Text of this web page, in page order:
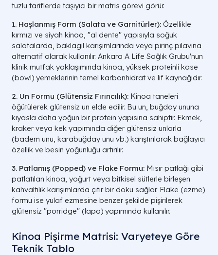
tuzlu tariflerde taşıyıcı bir matris görevi görür.
1. Haşlanmış Form (Salata ve Garnitürler): Özellikle
kırmızı ve siyah kinoa, "al dente" yapısıyla soğuk
salatalarda, baklagil karışımlarında veya pirinç pilavına
alternatif olarak kullanılır. Ankara A Life Sağlık Grubu'nun
klinik mutfak yaklaşımında kinoa, yüksek proteinli kase
(bowl) yemeklerinin temel karbonhidrat ve lif kaynağıdır.
2. Un Formu (Glütensiz Fırıncılık): Kinoa taneleri
öğütülerek glütensiz un elde edilir. Bu un, buğday ununa
kıyasla daha yoğun bir protein yapısına sahiptir. Ekmek,
kraker veya kek yapımında diğer glütensiz unlarla
(badem unu, karabuğday unu vb.) karıştırılarak bağlayıcı
özellik ve besin yoğunluğu artırılır.
3. Patlamış (Popped) ve Flake Formu: Mısır patlağı gibi
patlatılan kinoa, yoğurt veya bitkisel sütlerle birleşen
kahvaltılık karışımlarda çıtır bir doku sağlar. Flake (ezme)
formu ise yulaf ezmesine benzer şekilde pişirilerek
glütensiz "porridge" (lapa) yapımında kullanılır.
Kinoa Pişirme Matrisi: Varyeteye Göre
Teknik Tablo